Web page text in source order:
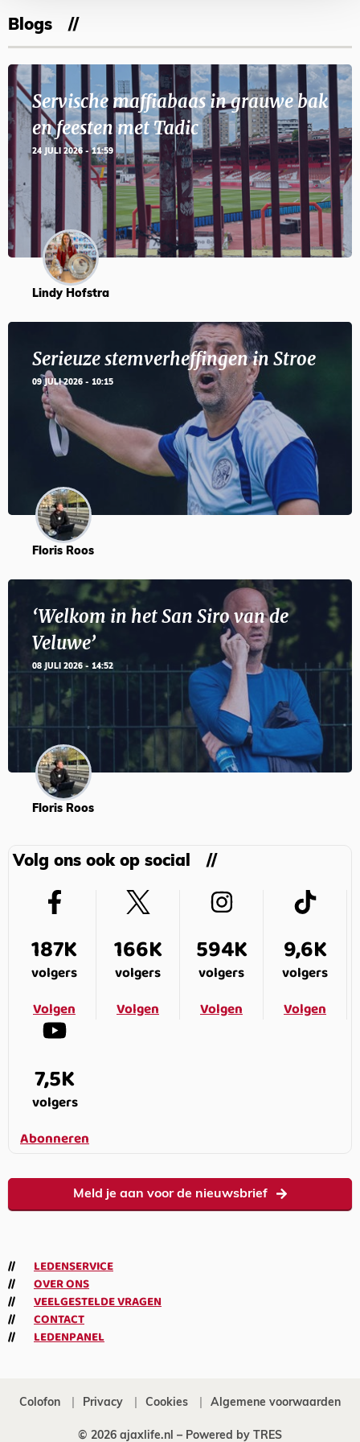
Blogs
Servische maffiabaas in grauwe bak
en feesten met Tadic
24 JULI 2026 - 11:59
Lindy Hofstra
Serieuze stemverheffingen in Stroe
09 JULI 2026 - 10:15
Floris Roos
‘Welkom in het San Siro van de
Veluwe’
08 JULI 2026 - 14:52
Floris Roos
Volg ons ook op social
187K
volgers
Volgen
166K
volgers
Volgen
594K
volgers
Volgen
9,6K
volgers
Volgen
7,5K
volgers
Abonneren
Meld je aan voor de nieuwsbrief
LEDENSERVICE
OVER ONS
VEELGESTELDE VRAGEN
CONTACT
LEDENPANEL
Colofon Privacy Cookies Algemene voorwaarden
© 2026 ajaxlife.nl – Powered by TRES